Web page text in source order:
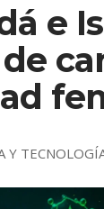
e
Y